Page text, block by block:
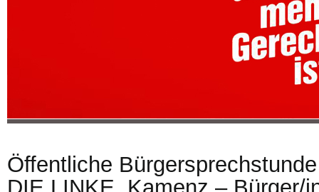
Öffentliche